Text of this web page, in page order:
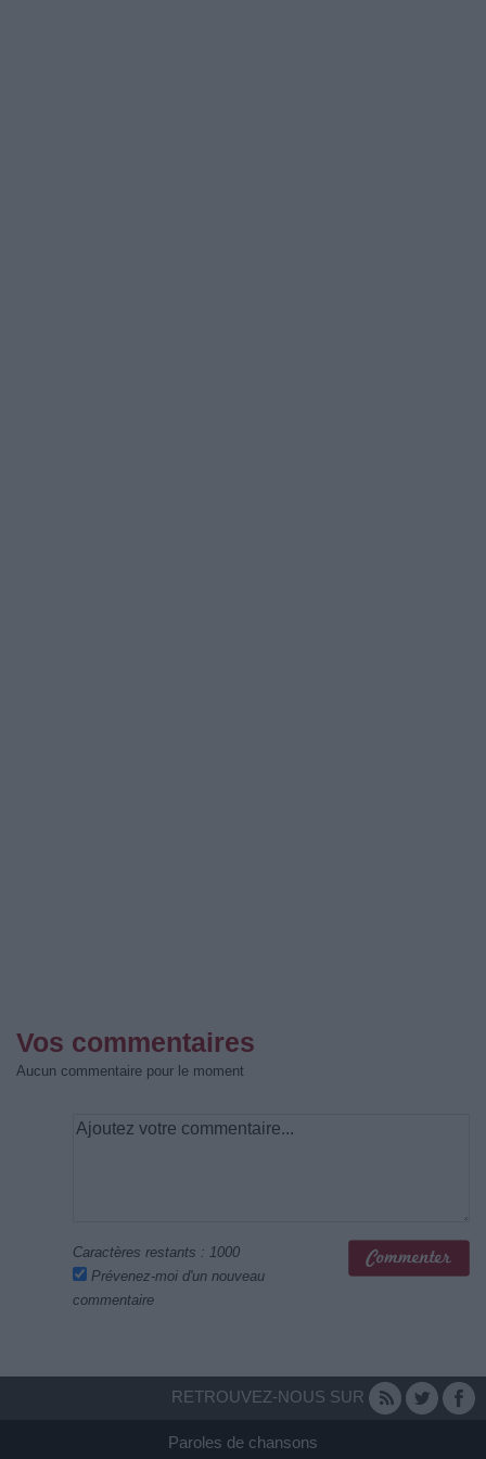
Vos commentaires
Aucun commentaire pour le moment
Caractères restants : 1000
Prévenez-moi d'un nouveau
commentaire
RETROUVEZ-NOUS SUR
Paroles de chansons